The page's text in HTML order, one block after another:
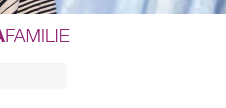
FAMILIE